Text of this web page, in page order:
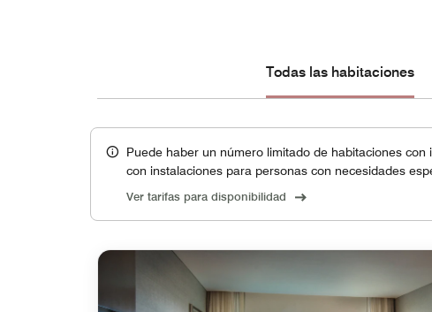
Todas las habitaciones
Puede haber un número limitado de habitaciones
con instalaciones para personas con necesidades
Ver tarifas para disponibilidad